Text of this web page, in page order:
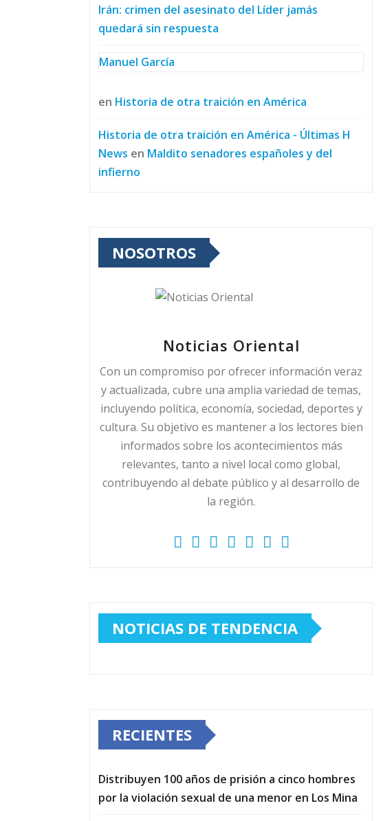
Irán: crimen del asesinato del Líder jamás
quedará sin respuesta
Manuel García
en Historia de otra traición en América
Historia de otra traición en América - Últimas H
News en Maldito senadores españoles y del
infierno
NOSOTROS
Noticias Oriental
Con un compromiso por ofrecer información veraz
y actualizada, cubre una amplia variedad de temas,
incluyendo política, economía, sociedad, deportes y
cultura. Su objetivo es mantener a los lectores bien
informados sobre los acontecimientos más
relevantes, tanto a nivel local como global,
contribuyendo al debate público y al desarrollo de
la región.
NOTICIAS DE TENDENCIA
RECIENTES
Distribuyen 100 años de prisión a cinco hombres
por la violación sexual de una menor en Los Mina